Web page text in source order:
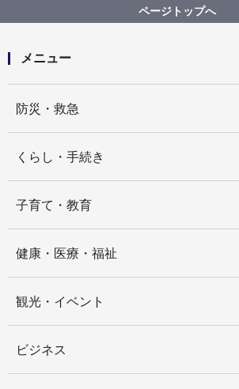
【入札結果公表】【公募型指名競争
よこはま健康・省エネ住宅事業者登
ページトップへ
メニュー
防災・救急
くらし・手続き
子育て・教育
健康・医療・福祉
観光・イベント
ビジネス